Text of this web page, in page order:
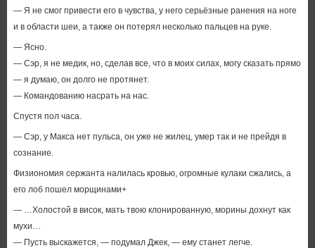
— Я не смог привести его в чувства, у него серьёзные ранения на ноге
и в области шеи, а также он потерял несколько пальцев на руке.
— Ясно.
— Сэр, я не медик, но, сделав все, что в моих силах, могу сказать прямо
— я думаю, он долго не протянет.
— Командованию насрать на нас.
Спустя пол часа.
— Сэр, у Макса нет пульса, он уже не жилец, умер так и не прейдя в
сознание.
Физиономия сержанта налилась кровью, огромные кулаки сжались, а
его лоб пошел морщинами+
— …Холостой в висок, мать твою клонированную, морины дохнут как
мухи…
— Пусть выскажется, — подумал Джек, — ему станет легче.